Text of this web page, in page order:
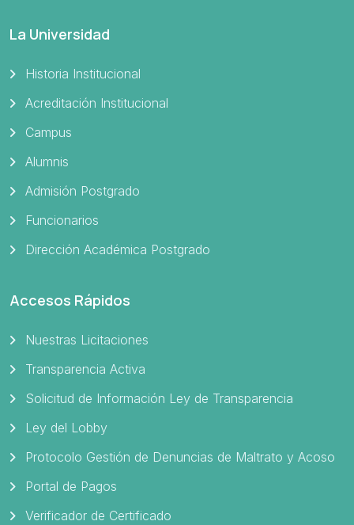
La Universidad
Historia Institucional
Acreditación Institucional
Campus
Alumnis
Admisión Postgrado
Funcionarios
Dirección Académica Postgrado
Accesos Rápidos
Nuestras Licitaciones
Transparencia Activa
Solicitud de Información Ley de Transparencia
Ley del Lobby
Protocolo Gestión de Denuncias de Maltrato y Acoso
Portal de Pagos
Verificador de Certificado